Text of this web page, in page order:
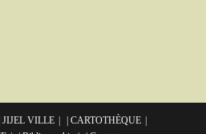
| JIJEL VILLE
| CARTOTHÈQUE